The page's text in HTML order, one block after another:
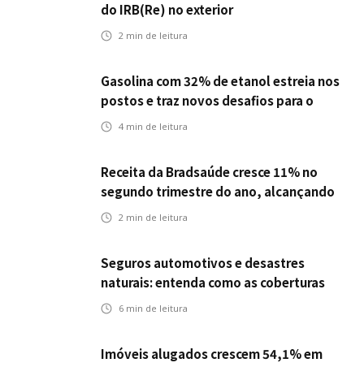
do IRB(Re) no exterior
2 min de leitura
Gasolina com 32% de etanol estreia nos
postos e traz novos desafios para o
setor de seguros automotivos
4 min de leitura
Receita da Bradsaúde cresce 11% no
segundo trimestre do ano, alcançando
R$ 14 bi
2 min de leitura
Seguros automotivos e desastres
naturais: entenda como as coberturas
protegem contra danos causados por
6 min de leitura
Imóveis alugados crescem 54,1% em